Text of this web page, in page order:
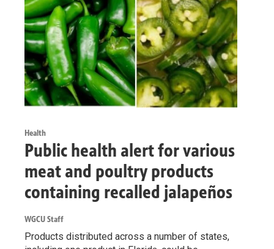
Health
Public health alert for various
meat and poultry products
containing recalled jalapeños
WGCU Staff
Products distributed across a number of states,